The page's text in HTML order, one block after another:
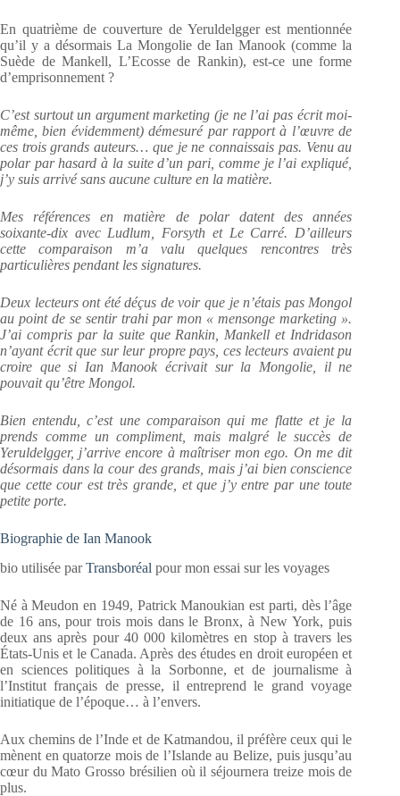
En quatrième de couverture de Yeruldelgger est mentionnée
qu’il y a désormais La Mongolie de Ian Manook (comme la
Suède de Mankell, L’Ecosse de Rankin), est-ce une forme
d’emprisonnement ?
C’est surtout un argument marketing (je ne l’ai pas écrit moi-
même, bien évidemment) démesuré par rapport à l’œuvre de
ces trois grands auteurs… que je ne connaissais pas. Venu au
polar par hasard à la suite d’un pari, comme je l’ai expliqué,
j’y suis arrivé sans aucune culture en la matière.
Mes références en matière de polar datent des années
soixante-dix avec Ludlum, Forsyth et Le Carré. D’ailleurs
cette comparaison m’a valu quelques rencontres très
particulières pendant les signatures.
Deux lecteurs ont été déçus de voir que je n’étais pas Mongol
au point de se sentir trahi par mon « mensonge marketing ».
J’ai compris par la suite que Rankin, Mankell et Indridason
n’ayant écrit que sur leur propre pays, ces lecteurs avaient pu
croire que si Ian Manook écrivait sur la Mongolie, il ne
pouvait qu’être Mongol.
Bien entendu, c’est une comparaison qui me flatte et je la
prends comme un compliment, mais malgré le succès de
Yeruldelgger, j’arrive encore à maîtriser mon ego. On me dit
désormais dans la cour des grands, mais j’ai bien conscience
que cette cour est très grande, et que j’y entre par une toute
petite porte.
Biographie de Ian Manook
bio utilisée parTransboréal pour mon essai sur les voyages
Né à Meudon en 1949, Patrick Manoukian est parti, dès l’âge
de 16 ans, pour trois mois dans le Bronx, à New York, puis
deux ans après pour 40 000 kilomètres en stop à travers les
États-Unis et le Canada. Après des études en droit européen et
en sciences politiques à la Sorbonne, et de journalisme à
l’Institut français de presse, il entreprend le grand voyage
initiatique de l’époque… à l’envers.
Aux chemins de l’Inde et de Katmandou, il préfère ceux qui le
mènent en quatorze mois de l’Islande au Belize, puis jusqu’au
cœur du Mato Grosso brésilien où il séjournera treize mois de
plus.